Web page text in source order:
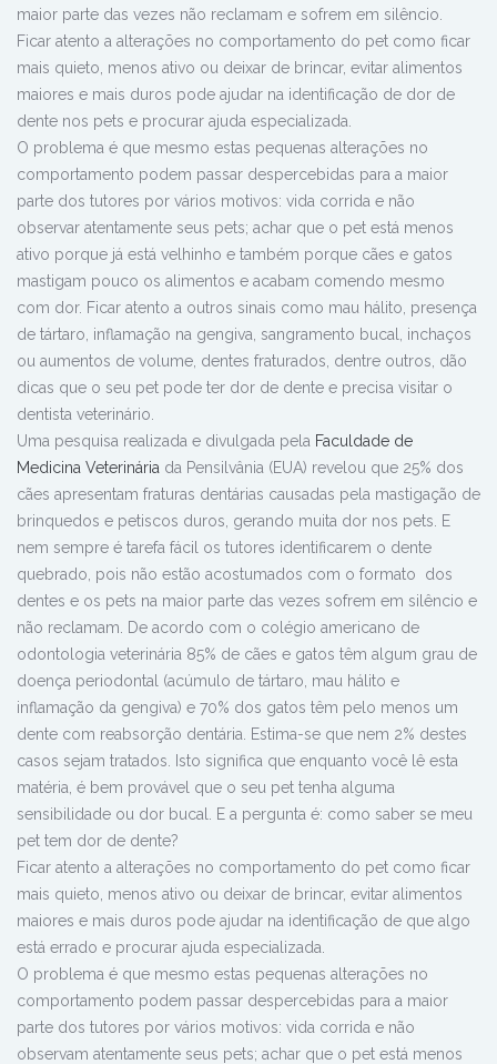
maior parte das vezes não reclamam e sofrem em silêncio.
Ficar atento a alterações no comportamento do pet como ficar
mais quieto, menos ativo ou deixar de brincar, evitar alimentos
maiores e mais duros pode ajudar na identificação de dor de
dente nos pets e procurar ajuda especializada.
O problema é que mesmo estas pequenas alterações no
comportamento podem passar despercebidas para a maior
parte dos tutores por vários motivos: vida corrida e não
observar atentamente seus pets; achar que o pet está menos
ativo porque já está velhinho e também porque cães e gatos
mastigam pouco os alimentos e acabam comendo mesmo
com dor. Ficar atento a outros sinais como mau hálito, presença
de tártaro, inflamação na gengiva, sangramento bucal, inchaços
ou aumentos de volume, dentes fraturados, dentre outros, dão
dicas que o seu pet pode ter dor de dente e precisa visitar o
dentista veterinário.
Uma pesquisa realizada e divulgada pela Faculdade de
Medicina Veterinária da Pensilvânia (EUA) revelou que 25% dos
cães apresentam fraturas dentárias causadas pela mastigação de
brinquedos e petiscos duros, gerando muita dor nos pets. E
nem sempre é tarefa fácil os tutores identificarem o dente
quebrado, pois não estão acostumados com o formato dos
dentes e os pets na maior parte das vezes sofrem em silêncio e
não reclamam. De acordo com o colégio americano de
odontologia veterinária 85% de cães e gatos têm algum grau de
doença periodontal (acúmulo de tártaro, mau hálito e
inflamação da gengiva) e 70% dos gatos têm pelo menos um
dente com reabsorção dentária. Estima-se que nem 2% destes
casos sejam tratados. Isto significa que enquanto você lê esta
matéria, é bem provável que o seu pet tenha alguma
sensibilidade ou dor bucal. E a pergunta é: como saber se meu
pet tem dor de dente?
Ficar atento a alterações no comportamento do pet como ficar
mais quieto, menos ativo ou deixar de brincar, evitar alimentos
maiores e mais duros pode ajudar na identificação de que algo
está errado e procurar ajuda especializada.
O problema é que mesmo estas pequenas alterações no
comportamento podem passar despercebidas para a maior
parte dos tutores por vários motivos: vida corrida e não
observam atentamente seus pets; achar que o pet está menos